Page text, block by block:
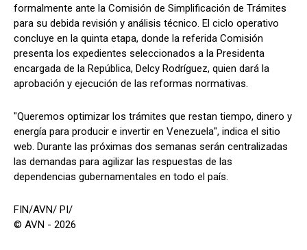
formalmente ante la Comisión de Simplificación de Trámites
para su debida revisión y análisis técnico. El ciclo operativo
concluye en la quinta etapa, donde la referida Comisión
presenta los expedientes seleccionados a la Presidenta
encargada de la República, Delcy Rodríguez, quien dará la
aprobación y ejecución de las reformas normativas.
"Queremos optimizar los trámites que restan tiempo, dinero y
energía para producir e invertir en Venezuela", indica el sitio
web. Durante las próximas dos semanas serán centralizadas
las demandas para agilizar las respuestas de las
dependencias gubernamentales en todo el país.
FIN/AVN/ PI/
© AVN - 2026